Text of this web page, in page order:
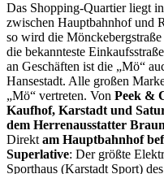
Das Shopping-Quartier liegt
zwischen Hauptbahnhof und
so wird die
die bekannteste
an Geschäften ist die „Mö“
Hansestadt. Alle großen
„Mö“ vertreten. Von Peek &
Kaufhof, Karstadt und
dem Herrenausstatter Braun
Direkt am Hauptbahnhof
Superlative: Der größte
Sporthaus (Karstadt Sport)